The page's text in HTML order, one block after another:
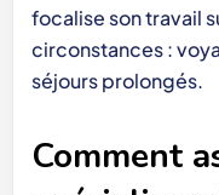
focalise son travail
circonstances :
séjours prolongés.
Comment